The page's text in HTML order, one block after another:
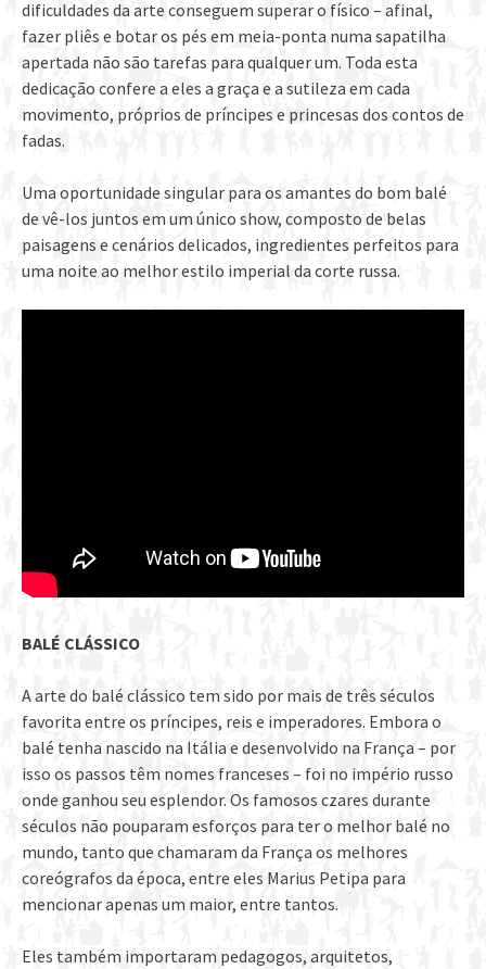
dificuldades da arte conseguem superar o físico – afinal,
fazer pliês e botar os pés em meia-ponta numa sapatilha
apertada não são tarefas para qualquer um. Toda esta
dedicação confere a eles a graça e a sutileza em cada
movimento, próprios de príncipes e princesas dos contos de
fadas.
Uma oportunidade singular para os amantes do bom balé
de vê-los juntos em um único show, composto de belas
paisagens e cenários delicados, ingredientes perfeitos para
uma noite ao melhor estilo imperial da corte russa.
BALÉ CLÁSSICO
A arte do balé clássico tem sido por mais de três séculos
favorita entre os príncipes, reis e imperadores. Embora o
balé tenha nascido na Itália e desenvolvido na França – por
isso os passos têm nomes franceses – foi no império russo
onde ganhou seu esplendor. Os famosos czares durante
séculos não pouparam esforços para ter o melhor balé no
mundo, tanto que chamaram da França os melhores
coreógrafos da época, entre eles Marius Petipa para
mencionar apenas um maior, entre tantos.
Eles também importaram pedagogos, arquitetos,